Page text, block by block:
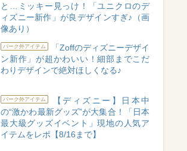
と…ミッキー見っけ！「ユニクロのデ
ィズニー新作」が良デザインすぎ♪（画
像あり）
パーク外アイテム
「Zoffのディズニーデザイ
ン新作」が超かわいい！細部までこだ
わりデザインで絶対ほしくなる♪
パーク外アイテム
【ディズニー】日本中
の“激かわ最新グッズ”が大集合！「日本
最大級グッズイベント」現地の人気ア
イテムをレポ【8/16まで】